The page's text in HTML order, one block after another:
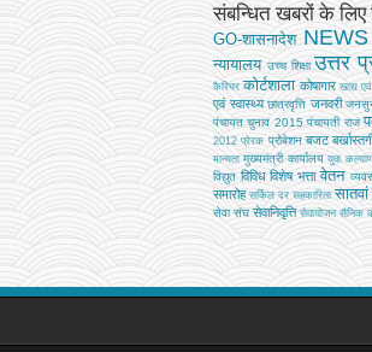
संबन्धित खबरों के
GO-शासनादेश NEWS
न्यायालय उच्‍च शिक्षा उत्तर
कैरियर कोर्टशाला कोषागार खाद्य
एवं स्वास्थ्य छात्रवृत्ति जनवरी
पंचायत चुनाव 2015 पंचायती राज
2012 प्रेरक प्रोबेशन बजट
मान्यता मुख्‍यमंत्री कार्यालय युवा कल्याण
विद्युत विविध विशेष भत्ता वेतन
समारोह सर्किल दर सहकारिता
सेवा संघ सेवानिवृत्ति सेवायोजन सैनिक